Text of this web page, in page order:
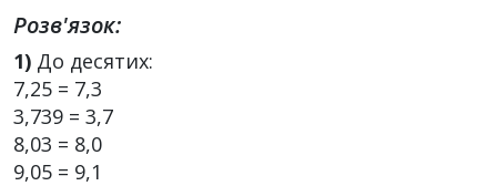
Розв'язок:
1) До десятих:
7,25 = 7,3
3,739 = 3,7
8,03 = 8,0
9,05 = 9,1